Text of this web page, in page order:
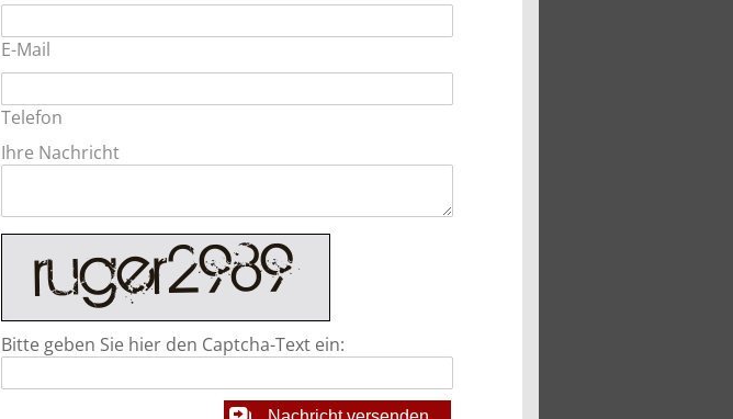
E-Mail
Telefon
Ihre Nachricht
Bitte geben Sie hier den Captcha-Text ein: